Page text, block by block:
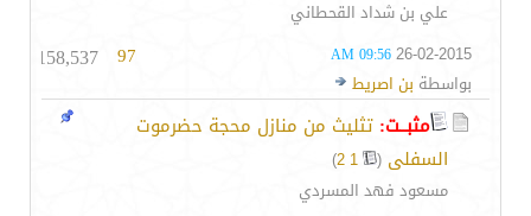
علي بن شداد القحطاني
26-02-2015
09:56 AM
بواسطة بن اصريط
97
158,537
مثبــت: تثليث من منازل محجة حضرموت
السفلى (
1
2
)
مسعود فهد المسردي